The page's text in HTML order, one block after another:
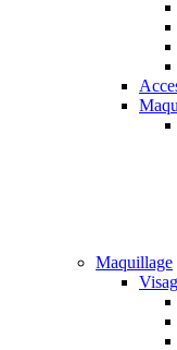
Maquillage